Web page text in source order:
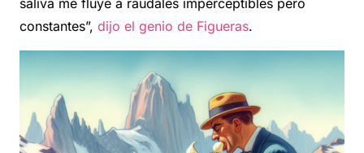
constantes”, dijo el genio de Figueras.